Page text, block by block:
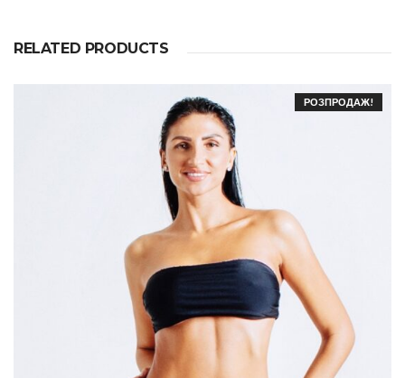
RELATED PRODUCTS
РОЗПРОДАЖ!